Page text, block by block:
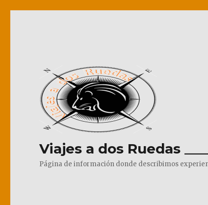
Viajes a dos Ruedas
Página de información donde describimos